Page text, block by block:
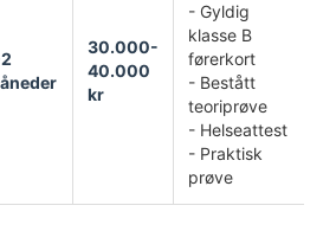
30.000-
40.000
kr
- Gyldig
klasse B
førerkort
- Bestått
teoriprøve
- Helseattest
- Praktisk
prøve